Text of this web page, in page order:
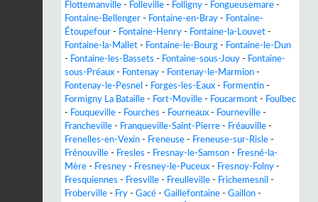
Flottemanville - Folleville - Folligny - Fongueusemare -
Fontaine-Bellenger - Fontaine-en-Bray - Fontaine-
Étoupefour - Fontaine-Henry - Fontaine-la-Louvet -
Fontaine-la-Mallet - Fontaine-le-Bourg - Fontaine-le-Dun
- Fontaine-les-Bassets - Fontaine-sous-Jouy - Fontaine-
sous-Préaux - Fontenay - Fontenay-le-Marmion -
Fontenay-le-Pesnel - Forges-les-Eaux - Formentin -
Formigny La Bataille - Fort-Moville - Foucarmont - Foulbec
- Fouqueville - Fourches - Fourneaux - Fourneville -
Francheville - Franqueville-Saint-Pierre - Fréauville -
Frenelles-en-Vexin - Freneuse - Freneuse-sur-Risle -
Frénouville - Fresles - Fresnay-le-Samson - Fresné-la-
Mère - Fresney - Fresney-le-Puceux - Fresnoy-Folny -
Fresquiennes - Fresville - Freulleville - Frichemesnil -
Froberville - Fry - Gacé - Gaillefontaine - Gaillon -